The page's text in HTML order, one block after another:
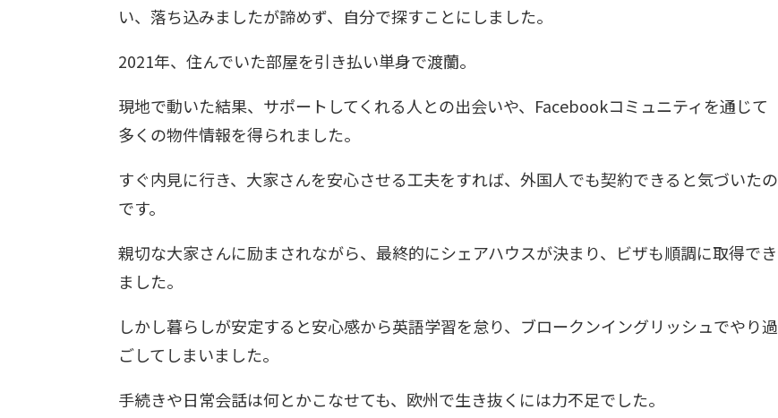
い、落ち込みましたが諦めず、自分で探すことにしました。
2021年、住んでいた部屋を引き払い単身で渡蘭。
現地で動いた結果、サポートしてくれる人との出会いや、Facebookコミュニティを通じて
多くの物件情報を得られました。
すぐ内見に行き、大家さんを安心させる工夫をすれば、外国人でも契約できると気づいたの
です。
親切な大家さんに励まされながら、最終的にシェアハウスが決まり、ビザも順調に取得でき
ました。
しかし暮らしが安定すると安心感から英語学習を怠り、ブロークンイングリッシュでやり過
ごしてしまいました。
手続きや日常会話は何とかこなせても、欧州で生き抜くには力不足でした。